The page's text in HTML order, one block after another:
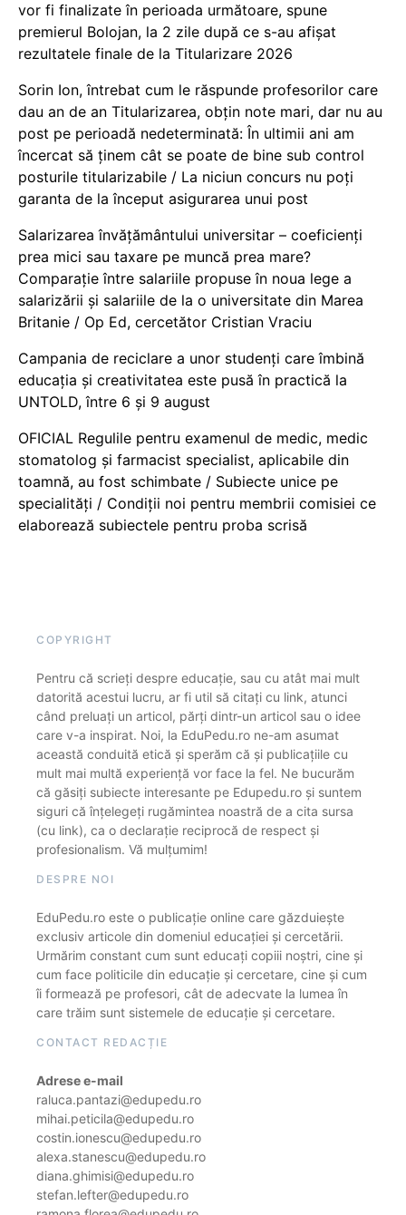
vor fi finalizate în perioada următoare, spune
premierul Bolojan, la 2 zile după ce s-au afișat
rezultatele finale de la Titularizare 2026
Sorin Ion, întrebat cum le răspunde profesorilor care
dau an de an Titularizarea, obțin note mari, dar nu au
post pe perioadă nedeterminată: În ultimii ani am
încercat să ținem cât se poate de bine sub control
posturile titularizabile / La niciun concurs nu poți
garanta de la început asigurarea unui post
Salarizarea învățământului universitar – coeficienți
prea mici sau taxare pe muncă prea mare?
Comparație între salariile propuse în noua lege a
salarizării și salariile de la o universitate din Marea
Britanie / Op Ed, cercetător Cristian Vraciu
Campania de reciclare a unor studenți care îmbină
educația și creativitatea este pusă în practică la
UNTOLD, între 6 și 9 august
OFICIAL Regulile pentru examenul de medic, medic
stomatolog și farmacist specialist, aplicabile din
toamnă, au fost schimbate / Subiecte unice pe
specialități / Condiții noi pentru membrii comisiei ce
elaborează subiectele pentru proba scrisă
COPYRIGHT
Pentru că scrieți despre educație, sau cu atât mai mult
datorită acestui lucru, ar fi util să citați cu link, atunci
când preluați un articol, părți dintr-un articol sau o idee
care v-a inspirat. Noi, la EduPedu.ro ne-am asumat
această conduită etică și sperăm că și publicațiile cu
mult mai multă experiență vor face la fel. Ne bucurăm
că găsiți subiecte interesante pe Edupedu.ro și suntem
siguri că înțelegeți rugămintea noastră de a cita sursa
(cu link), ca o declarație reciprocă de respect și
profesionalism. Vă mulțumim!
DESPRE NOI
EduPedu.ro este o publicație online care găzduiește
exclusiv articole din domeniul educației și cercetării.
Urmărim constant cum sunt educați copiii noștri, cine și
cum face politicile din educație și cercetare, cine și cum
îi formează pe profesori, cât de adecvate la lumea în
care trăim sunt sistemele de educație și cercetare.
CONTACT REDACȚIE
Adrese e-mail
raluca.pantazi@edupedu.ro
mihai.peticila@edupedu.ro
costin.ionescu@edupedu.ro
alexa.stanescu@edupedu.ro
diana.ghimisi@edupedu.ro
stefan.lefter@edupedu.ro